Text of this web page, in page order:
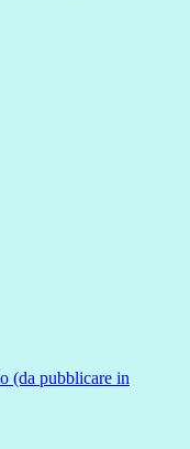
(da pubblicare in